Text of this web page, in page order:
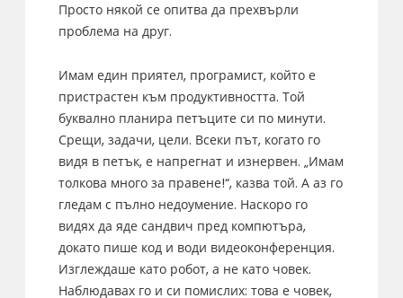
Просто някой се опитва да прехвърли
проблема на друг.
Имам един приятел, програмист, който е
пристрастен към продуктивността. Той
буквално планира петъците си по минути.
Срещи, задачи, цели. Всеки път, когато го
видя в петък, е напрегнат и изнервен. „Имам
толкова много за правене!“, казва той. А аз го
гледам с пълно недоумение. Наскоро го
видях да яде сандвич пред компютъра,
докато пише код и води видеоконференция.
Изглеждаше като робот, а не като човек.
Наблюдавах го и си помислих: това е човек,